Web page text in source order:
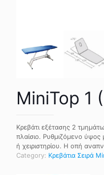
MiniTop 1
Κρεβάτι εξέτασης 2
πλαίσιο. Ρυθμιζόμενο
ή χειριστηρίου. Η οπή
Category: Κρεβάτια Σειρά